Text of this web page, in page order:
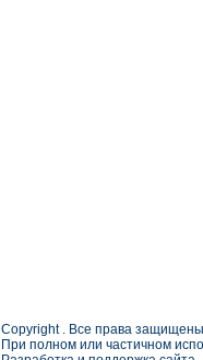
Copyright . Все права защищены
При полном или частичном